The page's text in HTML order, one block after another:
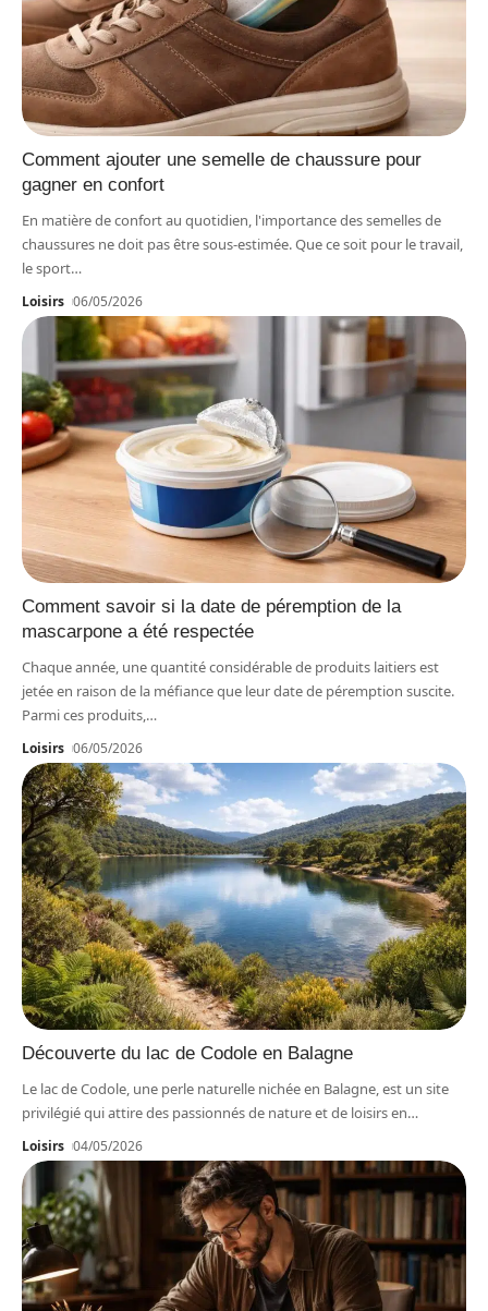
Comment ajouter une semelle de chaussure pour
gagner en confort
En matière de confort au quotidien, l'importance des semelles de
chaussures ne doit pas être sous-estimée. Que ce soit pour le travail,
le sport…
Loisirs 06/05/2026
Comment savoir si la date de péremption de la
mascarpone a été respectée
Chaque année, une quantité considérable de produits laitiers est
jetée en raison de la méfiance que leur date de péremption suscite.
Parmi ces produits,…
Loisirs 06/05/2026
Découverte du lac de Codole en Balagne
Le lac de Codole, une perle naturelle nichée en Balagne, est un site
privilégié qui attire des passionnés de nature et de loisirs en…
Loisirs 04/05/2026